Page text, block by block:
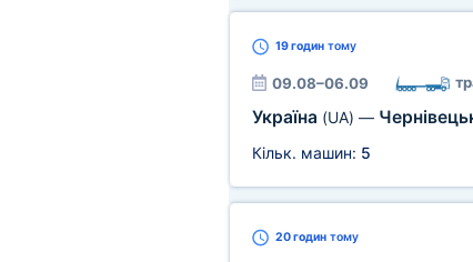
19 годинтому
09.08–06.09
Україна (UA) —
Кільк. машин: 5
20 годинтому